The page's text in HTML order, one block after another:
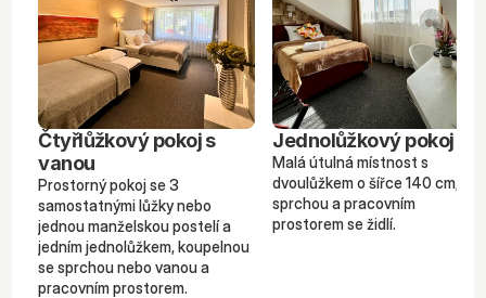
Čtyřlůžkový pokoj s
vanou
Prostorný pokoj se 3
samostatnými lůžky nebo
jednou manželskou postelí a
jedním jednolůžkem, koupelnou
se sprchou nebo vanou a
pracovním prostorem.
Jednolůžkový pokoj
Malá útulná místnost s
dvoulůžkem o šířce 140 cm,
sprchou a pracovním
prostorem se židlí.